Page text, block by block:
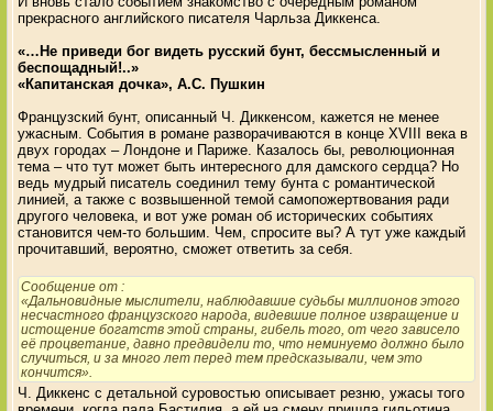
прекрасного английского писателя Чарльза Диккенса.
«…Не приведи бог видеть русский бунт, бессмысленный и
беспощадный!..»
«Капитанская дочка», А.С. Пушкин
Французский бунт, описанный Ч. Диккенсом, кажется не менее
ужасным. События в романе разворачиваются в конце ХVIII века в
двух городах – Лондоне и Париже. Казалось бы, революционная
тема – что тут может быть интересного для дамского сердца? Но
ведь мудрый писатель соединил тему бунта с романтической
линией, а также с возвышенной темой самопожертвования ради
другого человека, и вот уже роман об исторических событиях
становится чем-то большим. Чем, спросите вы? А тут уже каждый
прочитавший, вероятно, сможет ответить за себя.
Сообщение от :
«Дальновидные мыслители, наблюдавшие судьбы миллионов этого
несчастного французского народа, видевшие полное извращение и
истощение богатств этой страны, гибель того, от чего зависело
её процветание, давно предвидели то, что неминуемо должно было
случиться, и за много лет перед тем предсказывали, чем это
кончится».
Ч. Диккенс с детальной суровостью описывает резню, ужасы того